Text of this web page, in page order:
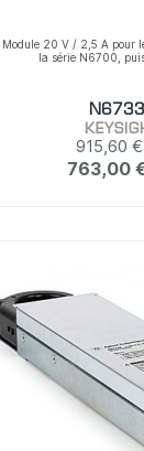
Module 20 V / 2,5 A pour
la série N6700,
915,60 €
763,00